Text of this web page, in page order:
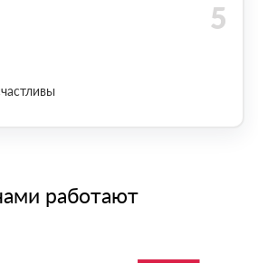
работают